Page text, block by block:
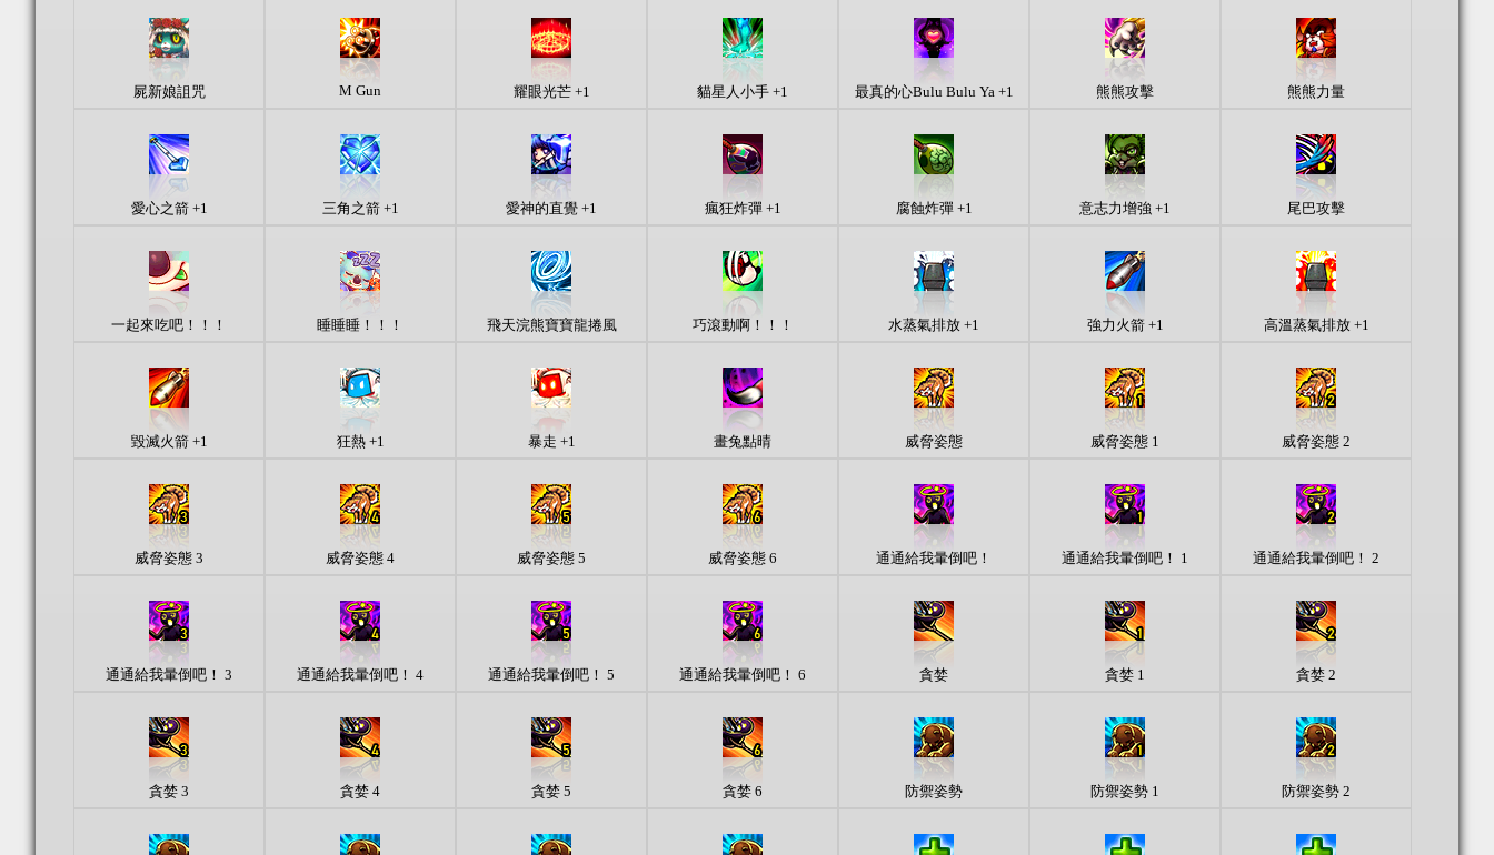
屍新娘詛咒 M Gun 耀眼光芒 +1 貓星人小手 +1 最真的心Bulu Bulu Ya +1 熊熊攻擊 熊熊力量
愛心之箭 +1 三角之箭 +1 愛神的直覺 +1 瘋狂炸彈 +1 腐蝕炸彈 +1 意志力增強 +1 尾巴攻擊
一起來吃吧！！！ 睡睡睡！！！ 飛天浣熊寶寶龍捲風 巧滾動啊！！！ 水蒸氣排放 +1 強力火箭 +1 高溫蒸氣排放 +1
毀滅火箭 +1 狂熱 +1 暴走 +1 畫兔點晴 威脅姿態 威脅姿態 1 威脅姿態 2
威脅姿態 3 威脅姿態 4 威脅姿態 5 威脅姿態 6 通通給我暈倒吧！ 通通給我暈倒吧！ 1 通通給我暈倒吧！ 2
通通給我暈倒吧！ 3 通通給我暈倒吧！ 4 通通給我暈倒吧！ 5 通通給我暈倒吧！ 6 貪婪 貪婪 1 貪婪 2
貪婪 3 貪婪 4 貪婪 5 貪婪 6 防禦姿勢 防禦姿勢 1 防禦姿勢 2